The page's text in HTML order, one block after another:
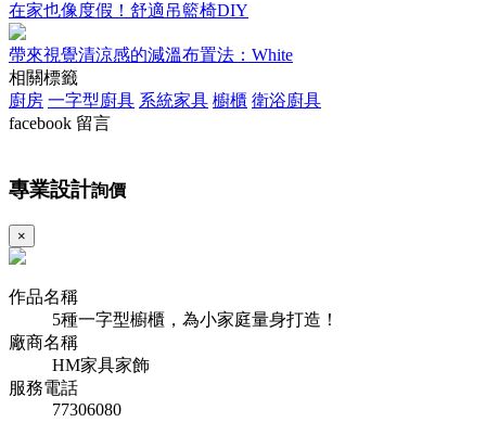
在家也像度假！舒適吊籃椅DIY
帶來視覺清涼感的減溫布置法：White
相關標籤
廚房 一字型廚具 系統家具 櫥櫃 衛浴廚具
facebook 留言
專業設計詢價
×
作品名稱
5種一字型櫥櫃，為小家庭量身打造！
廠商名稱
HM家具家飾
服務電話
77306080